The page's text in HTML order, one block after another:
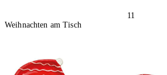
11
Weihnachten am Tisch